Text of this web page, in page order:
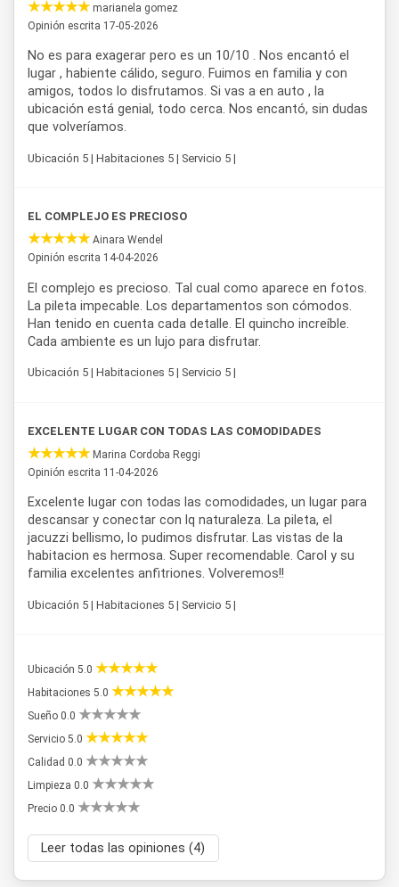
marianela gomez
Opinión escrita 17-05-2026
No es para exagerar pero es un 10/10 . Nos encantó el
lugar , habiente cálido, seguro. Fuimos en familia y con
amigos, todos lo disfrutamos. Si vas a en auto , la
ubicación está genial, todo cerca. Nos encantó, sin dudas
que volveríamos.
Ubicación 5 | Habitaciones 5 | Servicio 5 |
EL COMPLEJO ES PRECIOSO
Ainara Wendel
Opinión escrita 14-04-2026
El complejo es precioso. Tal cual como aparece en fotos.
La pileta impecable. Los departamentos son cómodos.
Han tenido en cuenta cada detalle. El quincho increíble.
Cada ambiente es un lujo para disfrutar.
Ubicación 5 | Habitaciones 5 | Servicio 5 |
EXCELENTE LUGAR CON TODAS LAS COMODIDADES
Marina Cordoba Reggi
Opinión escrita 11-04-2026
Excelente lugar con todas las comodidades, un lugar para
descansar y conectar con lq naturaleza. La pileta, el
jacuzzi bellismo, lo pudimos disfrutar. Las vistas de la
habitacion es hermosa. Super recomendable. Carol y su
familia excelentes anfitriones. Volveremos!!
Ubicación 5 | Habitaciones 5 | Servicio 5 |
Ubicación 5.0
Habitaciones 5.0
Sueño 0.0
Servicio 5.0
Calidad 0.0
Limpieza 0.0
Precio 0.0
Leer todas las opiniones (4)